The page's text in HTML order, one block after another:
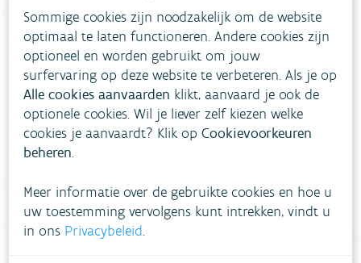
Heb je vragen?
Bekijk het overzicht van meestgestelde vragen
Niet gevonden wat je zocht?
contactformulier in
Bel gratis 1700
Sommige cookies zijn noodzakelijk om de website
optimaal te laten functioneren. Andere cookies zijn
optioneel en worden gebruikt om jouw
surfervaring op deze website te verbeteren. Als je op
Alle cookies aanvaarden klikt, aanvaard je ook de
optionele cookies. Wil je liever zelf kiezen welke
cookies je aanvaardt? Klik opCookievoorkeuren
beheren.
Meer informatie over de gebruikte cookies en hoe u
uw toestemming vervolgens kunt intrekken, vindt u
in ons Privacybeleid.